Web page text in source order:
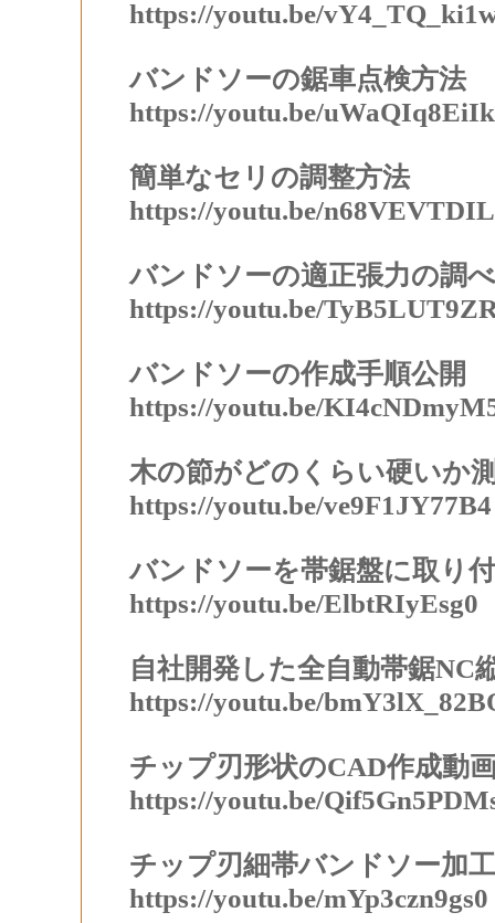
https://youtu.be/
バンドソーの鋸車点検方法
https://youtu.be/uWaQIq8EiIk
簡単なセリの調整方法
https://youtu.be/
バンドソーの適正張力の調
https://youtu.be/
バンドソーの作成手順公開
https://youtu.be/
木の節がどのくらい硬いか
https://youtu.be/ve9F1JY77B4
バンドソーを帯鋸盤に取り
https://youtu.be/ElbtRIyEsg0
自社開発した全自動帯鋸NC
https://youtu.be/
チップ刃形状のCAD作成動
https://youtu.be/
チップ刃細帯バンドソー加
https://youtu.be/mYp3czn9gs0